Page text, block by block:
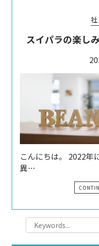
スイパラの楽し
こんにちは。 2022年
異…